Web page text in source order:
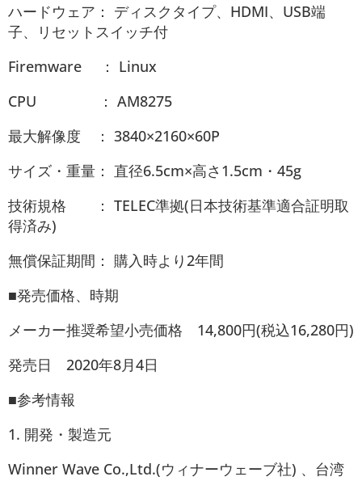
ハードウェア： ディスクタイプ、HDMI、USB端
子、リセットスイッチ付
Firemware ： Linux
CPU ： AM8275
最大解像度 ： 3840×2160×60P
サイズ・重量： 直径6.5cm×高さ1.5cm・45g
技術規格 ： TELEC準拠(日本技術基準適合証明取
得済み)
無償保証期間： 購入時より2年間
■発売価格、時期
メーカー推奨希望小売価格 14,800円(税込16,280円)
発売日 2020年8月4日
■参考情報
1. 開発・製造元
Winner Wave Co.,Ltd.(ウィナーウェーブ社) 、台湾